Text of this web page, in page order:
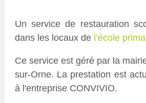
Un service de restauration
dans les locaux de l’école
Ce service est géré par la
sur-Orne. La prestation est
à l'entreprise CONVIVIO.